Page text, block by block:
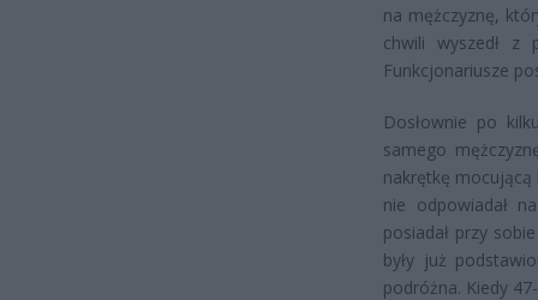
na mężczyznę,
chwili wyszedł z
Funkcjonariusze
Dosłownie po
samego
nakrętkę
nie odpowiadał
posiadał przy
były już
podróżna. Kiedy